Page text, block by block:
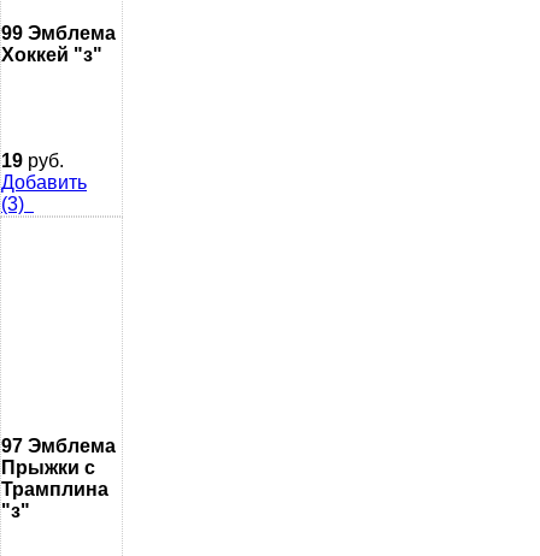
99 Эмблема
Хоккей "з"
19 руб.
Добавить
(3)
97 Эмблема
Прыжки с
Трамплина
"з"